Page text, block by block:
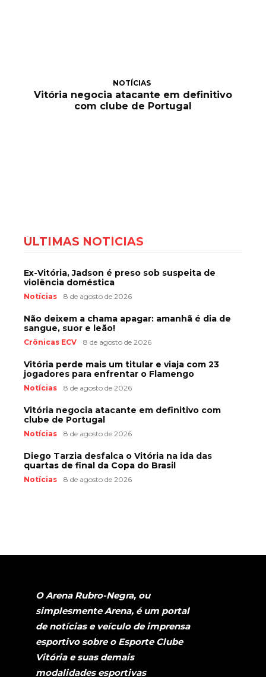
NOTÍCIAS
Vitória negocia atacante em definitivo
com clube de Portugal
ÚLTIMAS NOTÍCIAS
Ex-Vitória, Jadson é preso sob suspeita de
violência doméstica
Notícias 8 de agosto de 2026
Não deixem a chama apagar: amanhã é dia de
sangue, suor e leão!
Crônicas ECV 8 de agosto de 2026
Vitória perde mais um titular e viaja com 23
jogadores para enfrentar o Flamengo
Notícias 8 de agosto de 2026
Vitória negocia atacante em definitivo com
clube de Portugal
Notícias 8 de agosto de 2026
Diego Tarzia desfalca o Vitória na ida das
quartas de final da Copa do Brasil
Notícias 8 de agosto de 2026
O Arena Rubro-Negra, ou
simplesmente Arena, é um portal
de notícias e veículo de imprensa
esportivo sobre o Esporte Clube
Vitória e suas demais
modalidades esportivas